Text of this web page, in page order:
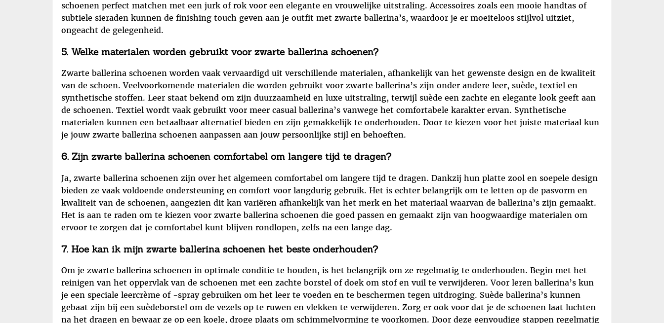
schoenen perfect matchen met een jurk of rok voor een elegante en vrouwelijke uitstraling. Accessoires zoals een mooie handtas of
subtiele sieraden kunnen de finishing touch geven aan je outfit met zwarte ballerina’s, waardoor je er moeiteloos stijlvol uitziet,
ongeacht de gelegenheid.
5. Welke materialen worden gebruikt voor zwarte ballerina schoenen?
Zwarte ballerina schoenen worden vaak vervaardigd uit verschillende materialen, afhankelijk van het gewenste design en de kwaliteit
van de schoen. Veelvoorkomende materialen die worden gebruikt voor zwarte ballerina’s zijn onder andere leer, suède, textiel en
synthetische stoffen. Leer staat bekend om zijn duurzaamheid en luxe uitstraling, terwijl suède een zachte en elegante look geeft aan
de schoenen. Textiel wordt vaak gebruikt voor meer casual ballerina’s vanwege het comfortabele karakter ervan. Synthetische
materialen kunnen een betaalbaar alternatief bieden en zijn gemakkelijk te onderhouden. Door te kiezen voor het juiste materiaal kun
je jouw zwarte ballerina schoenen aanpassen aan jouw persoonlijke stijl en behoeften.
6. Zijn zwarte ballerina schoenen comfortabel om langere tijd te dragen?
Ja, zwarte ballerina schoenen zijn over het algemeen comfortabel om langere tijd te dragen. Dankzij hun platte zool en soepele design
bieden ze vaak voldoende ondersteuning en comfort voor langdurig gebruik. Het is echter belangrijk om te letten op de pasvorm en
kwaliteit van de schoenen, aangezien dit kan variëren afhankelijk van het merk en het materiaal waarvan de ballerina’s zijn gemaakt.
Het is aan te raden om te kiezen voor zwarte ballerina schoenen die goed passen en gemaakt zijn van hoogwaardige materialen om
ervoor te zorgen dat je comfortabel kunt blijven rondlopen, zelfs na een lange dag.
7. Hoe kan ik mijn zwarte ballerina schoenen het beste onderhouden?
Om je zwarte ballerina schoenen in optimale conditie te houden, is het belangrijk om ze regelmatig te onderhouden. Begin met het
reinigen van het oppervlak van de schoenen met een zachte borstel of doek om stof en vuil te verwijderen. Voor leren ballerina’s kun
je een speciale leercrème of -spray gebruiken om het leer te voeden en te beschermen tegen uitdroging. Suède ballerina’s kunnen
gebaat zijn bij een suèdeborstel om de vezels op te ruwen en vlekken te verwijderen. Zorg er ook voor dat je de schoenen laat luchten
na het dragen en bewaar ze op een koele, droge plaats om schimmelvorming te voorkomen. Door deze eenvoudige stappen regelmatig